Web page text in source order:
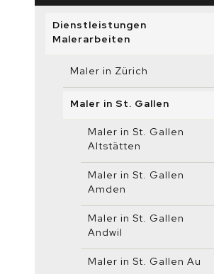
Dienstleistungen
Malerarbeiten
Maler in Zürich
Maler in St. Gallen
Maler in St. Gallen
Altstätten
Maler in St. Gallen
Amden
Maler in St. Gallen
Andwil
Maler in St. Gallen Au